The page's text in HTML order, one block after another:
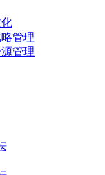
管理
管理